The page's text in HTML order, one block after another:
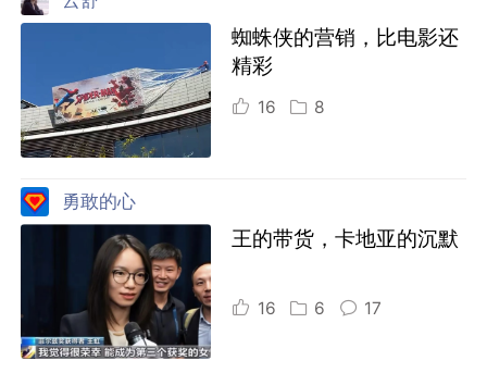
蜘蛛侠的营销，比电影还
精彩
16 8
勇敢的心
王的带货，卡地亚的沉默
16 6 17